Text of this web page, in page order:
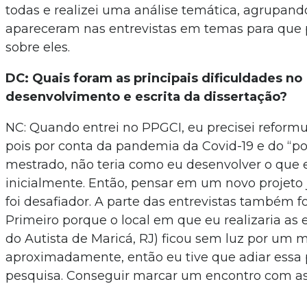
todas e realizei uma análise temática,
apareceram nas entrevistas em temas para que
sobre eles.
DC: Quais foram as principais dificuldades no
desenvolvimento e escrita da dissertação?
NC: Quando entrei no PPGCI, eu precisei
pois por conta da pandemia da Covid-19 e do
mestrado, não teria como eu desenvolver o que
inicialmente. Então, pensar em um novo
foi desafiador. A parte das entrevistas também
Primeiro porque o local em que eu realizaria as
do Autista de Maricá, RJ) ficou sem luz por um
aproximadamente, então eu tive que adiar essa
pesquisa. Conseguir marcar um encontro com